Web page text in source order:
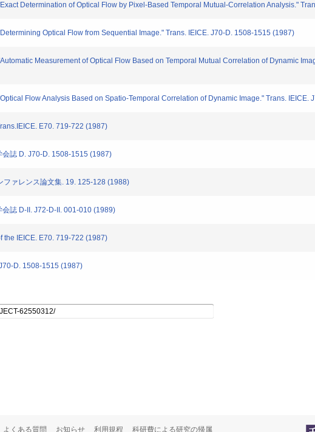
Determination of Optical Flow by Pixel-Based Temporal Mutual-Correlation Analysis."
Optical Flow from Sequential Image." Trans. IEICE. J70-D. 1508-1515 (1987)
Measurement of Optical Flow Based on Temporal Mutual Correlation of Dynamic
Flow Analysis Based on Spatio-Temporal Correlation of Dynamic Image." Trans. IEICE.
E70. 719-722 (1987)
会誌 D. J70-D. 1508-1515 (1987)
ファレンス論文集. 19. 125-128 (1988)
誌 D-II. J72-D-II. 001-010 (1989)
the IEICE. E70. 719-722 (1987)
D. 1508-1515 (1987)
よくある質問 お知らせ 利用規程 科研費による研究の帰属